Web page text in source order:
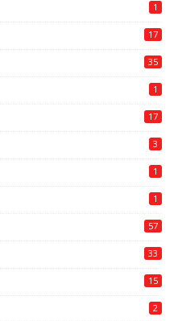
1
17
35
1
17
3
1
1
57
33
15
2